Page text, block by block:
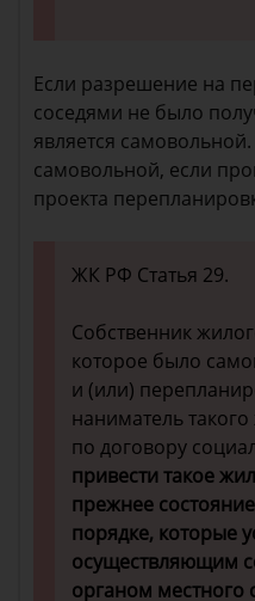
Если разрешение на
соседями не было
является
самовольной, если
проекта
ЖК РФ Статья 29.
Собственник
которое было
и (или)
наниматель
по договору
привести такое
прежнее
порядке, которые
осуществляющим
органом местного